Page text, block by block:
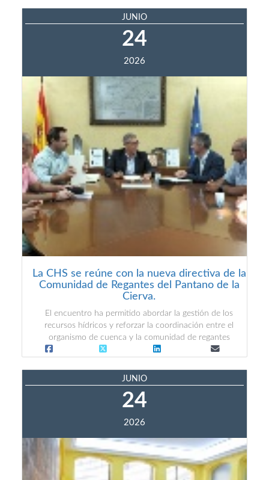
JUNIO
24
2026
La CHS se reúne con la nueva directiva de la
Comunidad de Regantes del Pantano de la
Cierva.
El encuentro ha permitido abordar la gestión de los
recursos hídricos y reforzar la coordinación entre el
organismo de cuenca y la comunidad de regantes
JUNIO
24
2026